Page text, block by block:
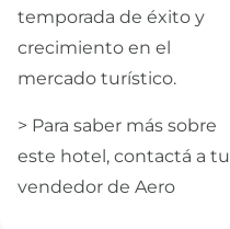
temporada de éxito y
crecimiento en el
mercado turístico.
> Para saber más sobre
este hotel, contactá a tu
vendedor de Aero